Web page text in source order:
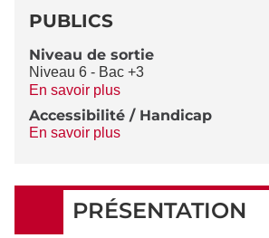
PUBLICS
Niveau de sortie
Niveau 6 - Bac +3
En savoir plus
Accessibilité / Handicap
En savoir plus
PRÉSENTATION